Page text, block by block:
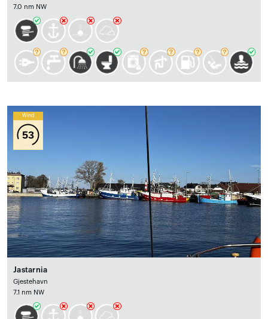
7.0 nm NW
Wind
53
Jastarnia
Gjestehavn
7.1 nm NW